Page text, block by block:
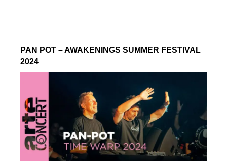
PAN POT – AWAKENINGS SUMMER FESTIVAL
2024